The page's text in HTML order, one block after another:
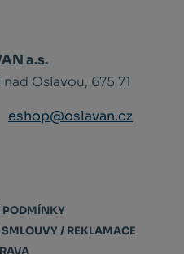
a.s.
Oslavou, 675 71
eshop@oslavan.cz
/ REKLAMACE